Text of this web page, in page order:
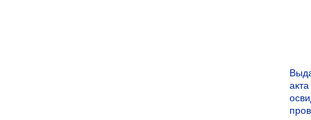
акта